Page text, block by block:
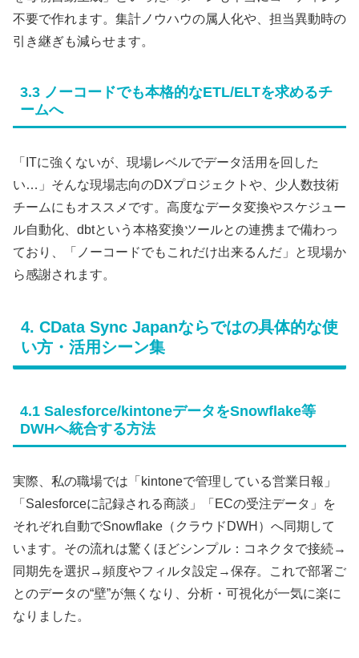
不要で作れます。集計ノウハウの属人化や、担当異動時の
引き継ぎも減らせます。
3.3 ノーコードでも本格的なETL/ELTを求めるチ
ームへ
「ITに強くないが、現場レベルでデータ活用を回した
い…」そんな現場志向のDXプロジェクトや、少人数技術
チームにもオススメです。高度なデータ変換やスケジュー
ル自動化、dbtという本格変換ツールとの連携まで備わっ
ており、「ノーコードでもこれだけ出来るんだ」と現場か
ら感謝されます。
4. CData Sync Japanならではの具体的な使
い方・活用シーン集
4.1 Salesforce/kintoneデータをSnowflake等
DWHへ統合する方法
実際、私の職場では「kintoneで管理している営業日報」
「Salesforceに記録される商談」「ECの受注データ」を
それぞれ自動でSnowflake（クラウドDWH）へ同期して
います。その流れは驚くほどシンプル：コネクタで接続→
同期先を選択→頻度やフィルタ設定→保存。これで部署ご
とのデータの“壁”が無くなり、分析・可視化が一気に楽に
なりました。